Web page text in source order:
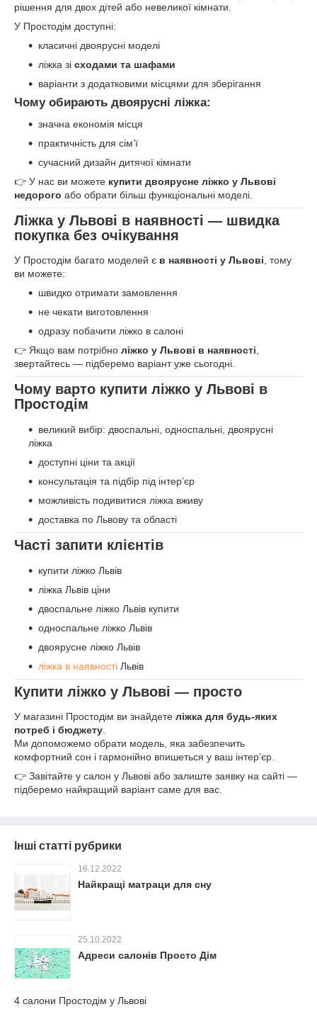
рішення для двох дітей або невеликої кімнати.
У Простодім доступні:
класичні двоярусні моделі
ліжка зі сходами та шафами
варіанти з додатковими місцями для зберігання
Чому обирають двоярусні ліжка:
значна економія місця
практичність для сім’ї
сучасний дизайн дитячої кімнати
👉 У нас ви можете купити двоярусне ліжко у Львові
недорого або обрати більш функціональні моделі.
Ліжка у Львові в наявності — швидка
покупка без очікування
У Простодім багато моделей є в наявності у Львові, тому
ви можете:
швидко отримати замовлення
не чекати виготовлення
одразу побачити ліжко в салоні
👉 Якщо вам потрібно ліжко у Львові в наявності,
звертайтесь — підберемо варіант уже сьогодні.
Чому варто купити ліжко у Львові в
Простодім
великий вибір: двоспальні, односпальні, двоярусні
ліжка
доступні ціни та акції
консультація та підбір під інтер’єр
можливість подивитися ліжка вживу
доставка по Львову та області
Часті запити клієнтів
купити ліжко Львів
ліжка Львів ціни
двоспальне ліжко Львів купити
односпальне ліжко Львів
двоярусне ліжко Львів
ліжка в наявності Львів
Купити ліжко у Львові — просто
У магазині Простодім ви знайдете ліжка для будь-яких
потреб і бюджету.
Ми допоможемо обрати модель, яка забезпечить
комфортний сон і гармонійно впишеться у ваш інтер’єр.
👉 Завітайте у салон у Львові або залиште заявку на сайті —
підберемо найкращий варіант саме для вас.
Інші статті рубрики
16.12.2022
Найкращі матраци для сну
25.10.2022
Адреси салонів Просто Дім
4 салони Простодім у Львові